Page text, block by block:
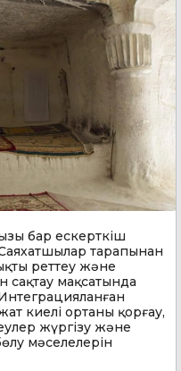
бар ескерткіш
тарапынан
реттеу және
сақтау мақсатында
киелі ортаны қорғау,
жүргізу және
мәселелерін